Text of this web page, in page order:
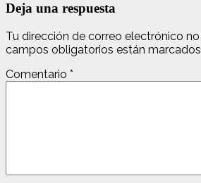
Deja una respuesta
Tu dirección de correo electrónico
campos obligatorios están
Comentario *